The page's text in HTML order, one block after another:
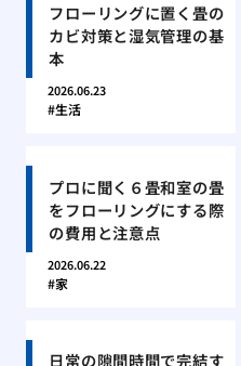
フローリングに置く畳の
カビ対策と湿気管理の基
本
2026.06.23
生活
プロに聞く６畳和室の畳
をフローリングにする際
の費用と注意点
2026.06.22
家
日常の隙間時間で完結す